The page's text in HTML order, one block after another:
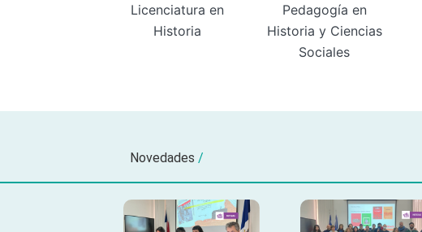
Licenciatura en
Historia
Pedagogía en
Historia y Ciencias
Sociales
Novedades /